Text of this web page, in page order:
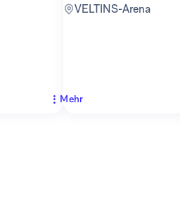
VELTINS-Arena
Mehr